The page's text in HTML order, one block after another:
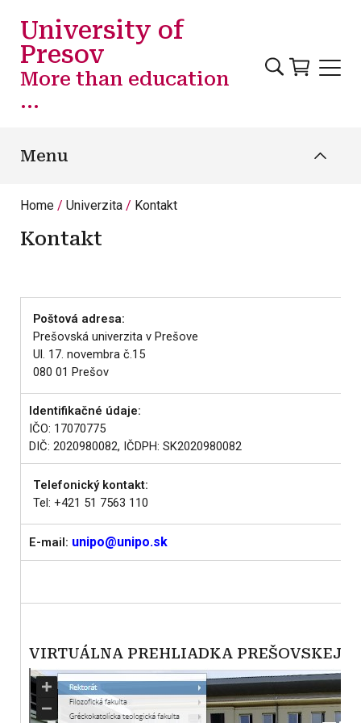
University of
Presov
More than education
...
Menu
Home Univerzita Kontakt
Kontakt
Poštová adresa:
Prešovská univerzita v Prešove
Ul. 17. novembra č.15
080 01 Prešov
Identifikačné údaje:
IČO: 17070775
DIČ: 2020980082, IČDPH: SK2020980082
Telefonický kontakt:
Tel: +421 51 7563 110
E-mail: unipo@unipo.sk
VIRTUÁLNA PREHLIADKA PREŠOVSKEJ